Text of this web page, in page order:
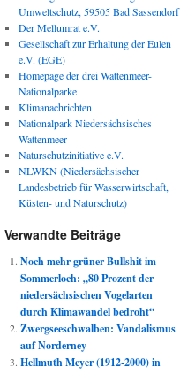
Umweltschutz, 59505 Bad Sassendorf
Der Mellumrat e.V.
Gesellschaft zur Erhaltung der Eulen
e.V. (EGE)
Homepage der drei Wattenmeer-
Nationalparke
Klimanachrichten
Nationalpark Niedersächsisches
Wattenmeer
Naturschutzinitiative e.V.
NLWKN (Niedersächsischer
Landesbetrieb für Wasserwirtschaft,
Küsten- und Naturschutz)
Verwandte Beiträge
Noch mehr grüner Bullshit im
Sommerloch: „80 Prozent der
niedersächsischen Vogelarten
durch Klimawandel bedroht“
Zwergseeschwalben: Vandalismus
auf Norderney
Hellmuth Meyer (1912-2000) in